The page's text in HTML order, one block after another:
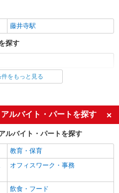
藤井寺駅
探す
人を探す
探す
未経験歓迎
新卒・第二新卒歓迎
主婦・主夫歓迎
ミドル（40代～）活躍中
をもっと見る
ルバイト・パートを探す
ルバイト・パートを探す
教育・保育
オフィスワーク・事務
飲食・フード